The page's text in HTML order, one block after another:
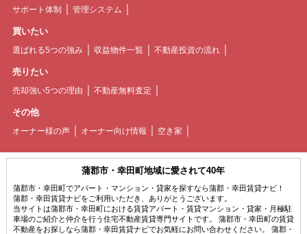
サポート体制
管理システム
買いたい
選ばれる5つの強み 収益物件一覧 不動産投資の流れ
売りたい
売却強い5つの理由 不動産無料査定
その他
オーナー様の声 オーナー向け情報 空き家
蒲郡市・幸田町地域に愛されて40年
蒲郡市・幸田町でアパート・マンション・貸家を探すなら蒲郡・幸田賃貸ナビ！
蒲郡・幸田賃貸ナビをご利用いただき、ありがとうございます。
当サイトは蒲郡市・幸田町における賃貸アパート・賃貸マンション・貸家・月極駐
車場のご紹介と仲介を行う住宅不動産賃貸専門サイトです。 蒲郡市・幸田町の賃貸
不動産をお探しなら蒲郡・幸田賃貸ナビでお気軽にお問い合わせください。 蒲郡・